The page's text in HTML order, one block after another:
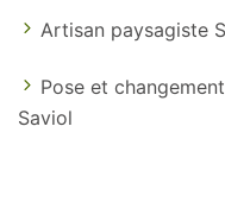
Artisan paysagiste
Pose et
Saviol